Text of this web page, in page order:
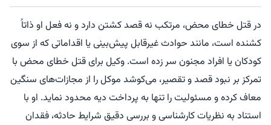
در قتل خطای محض، مرتکب نه قصد کشتن دارد و نه فعل او ذاتاً
کشنده است، مانند حوادث غیرقابل پیش‌بینی یا اقداماتی که از سوی
کودکان یا افراد مجنون سر زده است. وکیل برای قتل خطای محض با
تمرکز بر نبود قصد و تقصیر، می‌کوشد موکل را از مجازات‌های سنگین
معاف کرده و مسئولیت را تنها به پرداخت دیه محدود نماید. او با
استناد به نظریات کارشناسی و بررسی دقیق شرایط حادثه، فقدان